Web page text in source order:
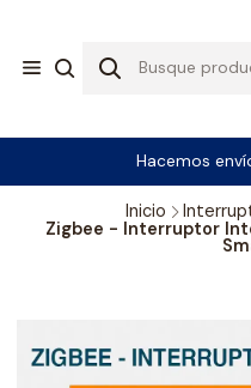
Hacemos
Inicio
Zigbee - Interruptor